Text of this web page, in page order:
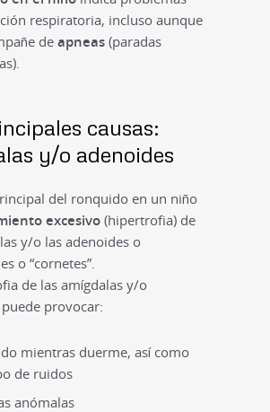
respiratoria, incluso aunque
de apneas(paradas
causas:
y/o adenoides
del ronquido en un niño
excesivo(hipertrofia) de
y/o las adenoides o
o “cornetes”.
de las amígdalas y/o
provocar:
mientras duerme, así como
de ruidos
anómalas